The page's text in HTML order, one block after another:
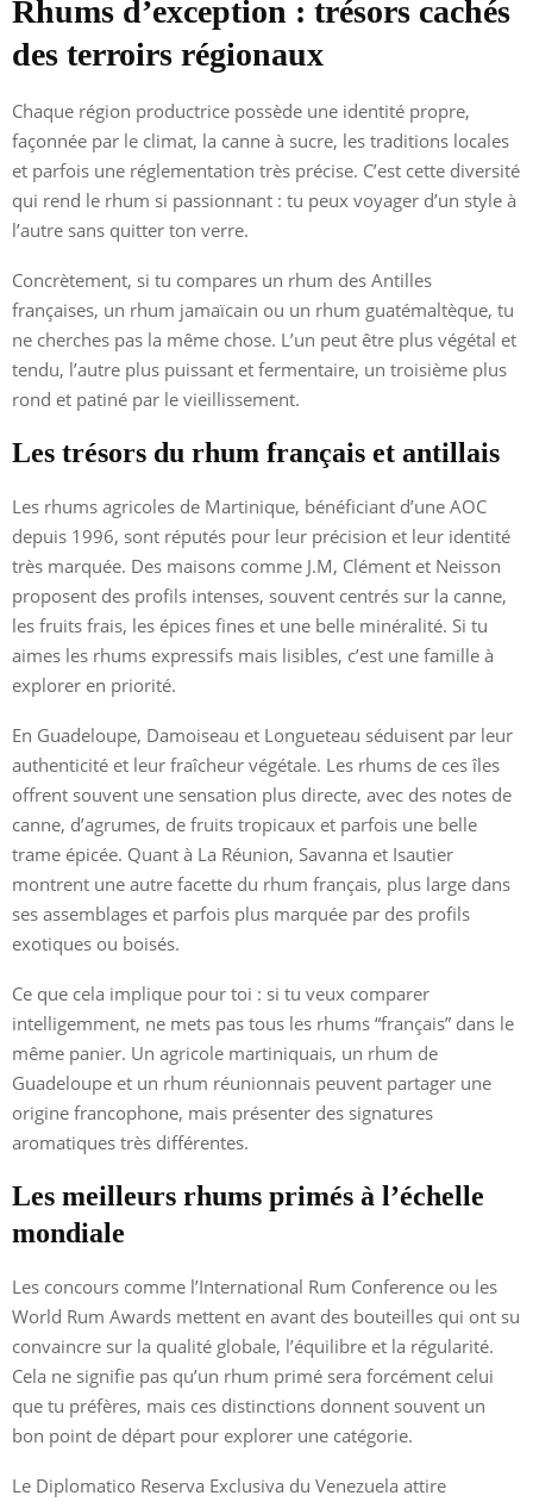
Rhums d’exception : trésors cachés
des terroirs régionaux
Chaque région productrice possède une identité propre,
façonnée par le climat, la canne à sucre, les traditions locales
et parfois une réglementation très précise. C’est cette diversité
qui rend le rhum si passionnant : tu peux voyager d’un style à
l’autre sans quitter ton verre.
Concrètement, si tu compares un rhum des Antilles
françaises, un rhum jamaïcain ou un rhum guatémaltèque, tu
ne cherches pas la même chose. L’un peut être plus végétal et
tendu, l’autre plus puissant et fermentaire, un troisième plus
rond et patiné par le vieillissement.
Les trésors du rhum français et antillais
Les rhums agricoles de Martinique, bénéficiant d’une AOC
depuis 1996, sont réputés pour leur précision et leur identité
très marquée. Des maisons comme J.M, Clément et Neisson
proposent des profils intenses, souvent centrés sur la canne,
les fruits frais, les épices fines et une belle minéralité. Si tu
aimes les rhums expressifs mais lisibles, c’est une famille à
explorer en priorité.
En Guadeloupe, Damoiseau et Longueteau séduisent par leur
authenticité et leur fraîcheur végétale. Les rhums de ces îles
offrent souvent une sensation plus directe, avec des notes de
canne, d’agrumes, de fruits tropicaux et parfois une belle
trame épicée. Quant à La Réunion, Savanna et Isautier
montrent une autre facette du rhum français, plus large dans
ses assemblages et parfois plus marquée par des profils
exotiques ou boisés.
Ce que cela implique pour toi : si tu veux comparer
intelligemment, ne mets pas tous les rhums “français” dans le
même panier. Un agricole martiniquais, un rhum de
Guadeloupe et un rhum réunionnais peuvent partager une
origine francophone, mais présenter des signatures
aromatiques très différentes.
Les meilleurs rhums primés à l’échelle
mondiale
Les concours comme l’International Rum Conference ou les
World Rum Awards mettent en avant des bouteilles qui ont su
convaincre sur la qualité globale, l’équilibre et la régularité.
Cela ne signifie pas qu’un rhum primé sera forcément celui
que tu préfères, mais ces distinctions donnent souvent un
bon point de départ pour explorer une catégorie.
Le Diplomatico Reserva Exclusiva du Venezuela attire